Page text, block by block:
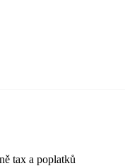
tax a poplatků